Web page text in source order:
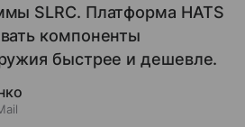
SLRC. Платформа HATS
компоненты
быстрее и дешевле.